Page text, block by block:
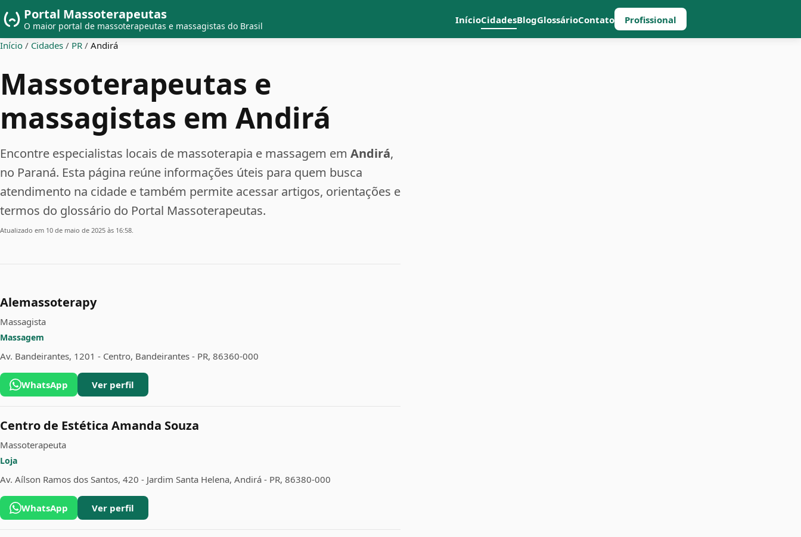
Portal Massoterapeutas
O maior portal de massoterapeutas e massagistas do Brasil
InícioCidadesBlogGlossárioContato Profissional
Início / Cidades / PR / Andirá
Massoterapeutas e
massagistas em Andirá
Encontre especialistas locais de massoterapia e massagem em Andirá,
no Paraná. Esta página reúne informações úteis para quem busca
atendimento na cidade e também permite acessar artigos, orientações e
termos do glossário do Portal Massoterapeutas.
Atualizado em 10 de maio de 2025 às 16:58.
Alemassoterapy
Massagista
Massagem
Av. Bandeirantes, 1201 - Centro, Bandeirantes - PR, 86360-000
WhatsApp Ver perfil
Centro de Estética Amanda Souza
Massoterapeuta
Loja
Av. Aílson Ramos dos Santos, 420 - Jardim Santa Helena, Andirá - PR, 86380-000
WhatsApp Ver perfil